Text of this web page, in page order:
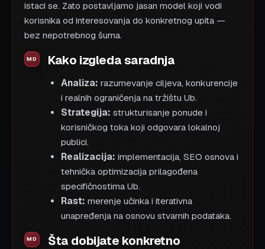
istaci se. Zato postavljamo jasan model koji vodi
korisnika od interesovanja do konkretnog upita —
bez nepotrebnog šuma.
Kako izgleda saradnja
Analiza: razumevanje ciljeva, konkurencije
i realnih ograničenja na tržištu Ub.
Strategija: strukturisanje ponude i
korisničkog toka koji odgovara lokalnoj
publici.
Realizacija: implementacija, SEO osnova i
tehnička optimizacija prilagođena
specifičnostima Ub.
Rast: merenje učinka i iterativna
unapređenja na osnovu stvarnih podataka.
Šta dobijate konkretno